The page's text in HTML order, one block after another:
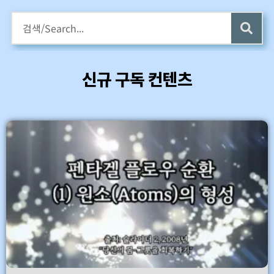
구독회원용 전자책 증정
카멜롯 인터뷰 Part 1 (4 ~6) 업데이트 (7/24)
바로가기
신규 구독 컨텐츠